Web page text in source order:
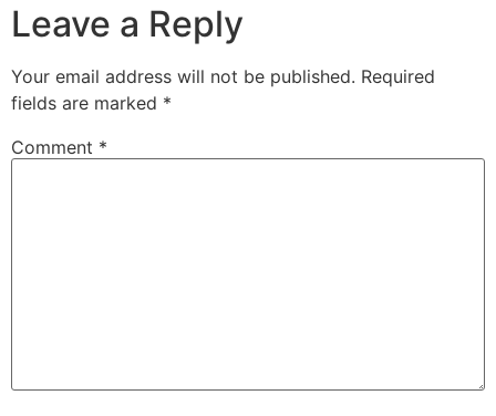
Leave a Reply
Your email address will not be published. Required
fields are marked *
Comment *